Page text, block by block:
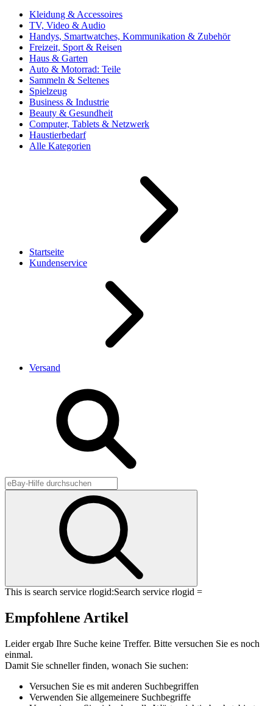
Kleidung & Accessoires
TV, Video & Audio
Handys, Smartwatches, Kommunikation & Zubehör
Freizeit, Sport & Reisen
Haus & Garten
Auto & Motorrad: Teile
Sammeln & Seltenes
Spielzeug
Business & Industrie
Beauty & Gesundheit
Computer, Tablets & Netzwerk
Haustierbedarf
Alle Kategorien
Startseite
Kundenservice
Versand
This is search service rlogid:Search service rlogid =
Empfohlene Artikel
Leider ergab Ihre Suche keine Treffer. Bitte versuchen Sie es noch
einmal.
Damit Sie schneller finden, wonach Sie suchen:
Versuchen Sie es mit anderen Suchbegriffen
Verwenden Sie allgemeinere Suchbegriffe